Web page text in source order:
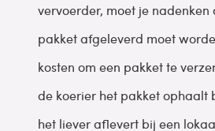
vervoerder, moet je nadenken
pakket afgeleverd moet
kosten om een pakket te
de koerier het pakket ophaalt
het liever aflevert bij een